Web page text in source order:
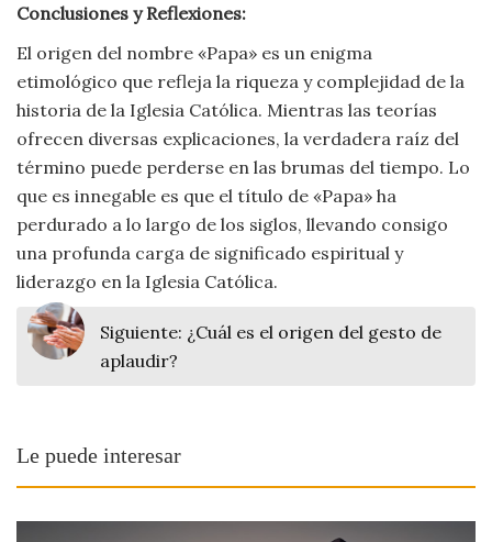
Conclusiones y Reflexiones:
El origen del nombre «Papa» es un enigma
etimológico que refleja la riqueza y complejidad de la
historia de la Iglesia Católica. Mientras las teorías
ofrecen diversas explicaciones, la verdadera raíz del
término puede perderse en las brumas del tiempo. Lo
que es innegable es que el título de «Papa» ha
perdurado a lo largo de los siglos, llevando consigo
una profunda carga de significado espiritual y
liderazgo en la Iglesia Católica.
Siguiente: ¿Cuál es el origen del gesto de
aplaudir?
Le puede interesar